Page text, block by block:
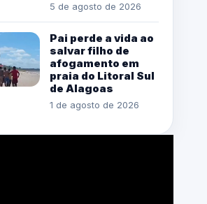
5 de agosto de 2026
Pai perde a vida ao
salvar filho de
afogamento em
praia do Litoral Sul
de Alagoas
1 de agosto de 2026